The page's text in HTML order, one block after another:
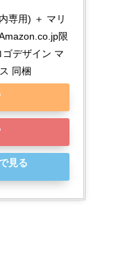
専用) ＋ マリ
限
デザイン マ
同梱
見る